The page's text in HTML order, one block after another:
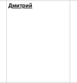
Дмитрий